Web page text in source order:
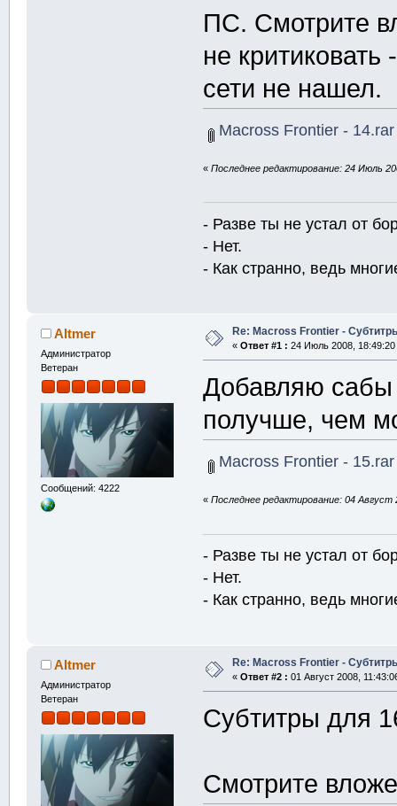
ПС. Смотрите
не
сети не нашел.
Macross Frontier - 14.rar
«Последнее редактирование: 24 Июль
- Разве ты не устал от
- Нет.
- Как странно, ведь
Altmer
Администратор
Ветеран
Сообщений: 4222
Re: Macross Frontier -
« Ответ #1 : 24 Июль 2008, 18:49:20
Добавляю
получше, чем
Macross Frontier - 15.rar
«Последнее редактирование: 04 Август
- Разве ты не устал от
- Нет.
- Как странно, ведь
Altmer
Администратор
Ветеран
Re: Macross Frontier -
« Ответ #2 : 01 Август 2008,
Субтитры для
Смотрите